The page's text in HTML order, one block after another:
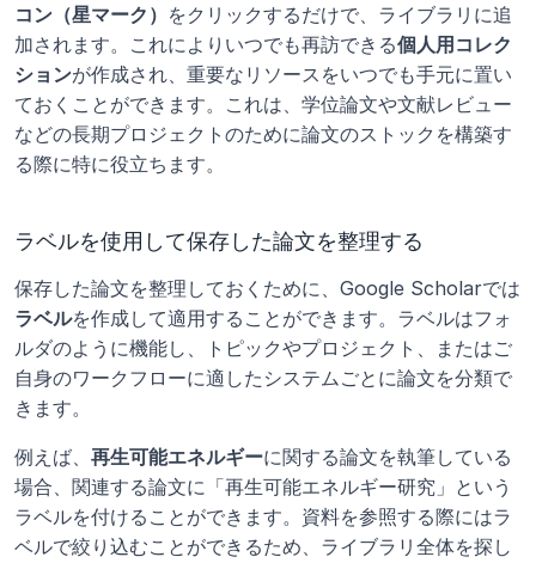
コン（星マーク） をクリックするだけで、ライブラリに追
加されます。これによりいつでも再訪できる個人用コレク
ションが作成され、重要なリソースをいつでも手元に置い
ておくことができます。これは、学位論文や文献レビュー
などの長期プロジェクトのために論文のストックを構築す
る際に特に役立ちます。
ラベルを使用して保存した論文を整理する
保存した論文を整理しておくために、Google Scholarでは
ラベルを作成して適用することができます。ラベルはフォ
ルダのように機能し、トピックやプロジェクト、またはご
自身のワークフローに適したシステムごとに論文を分類で
きます。
例えば、 再生可能エネルギーに関する論文を執筆している
場合、関連する論文に「再生可能エネルギー研究」という
ラベルを付けることができます。資料を参照する際にはラ
ベルで絞り込むことができるため、ライブラリ全体を探し